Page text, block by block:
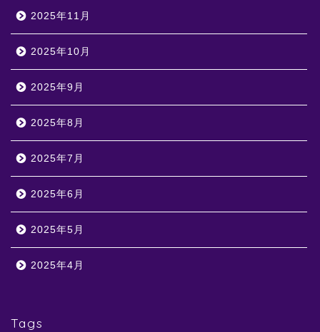
2025年11月
2025年10月
2025年9月
2025年8月
2025年7月
2025年6月
2025年5月
2025年4月
Tags